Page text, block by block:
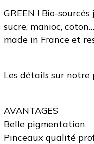
GREEN ! Bio-
sucre, manioc,
made in France et
Les détails sur notre
AVANTAGES
Belle pigmentation
Pinceaux qualité